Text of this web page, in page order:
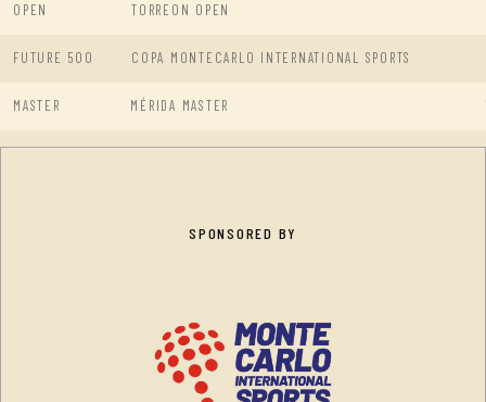
OPEN TORREON OPEN
FUTURE 500 COPA MONTECARLO INTERNATIONAL SPORTS
MASTER MÉRIDA MASTER
SPONSORED BY